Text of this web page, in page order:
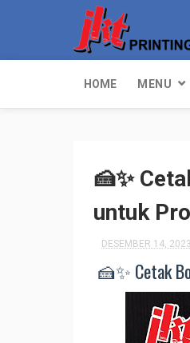
HOME MENU
🍰✨
untuk
DESEMBER 14, 2023
🍰✨ Cetak